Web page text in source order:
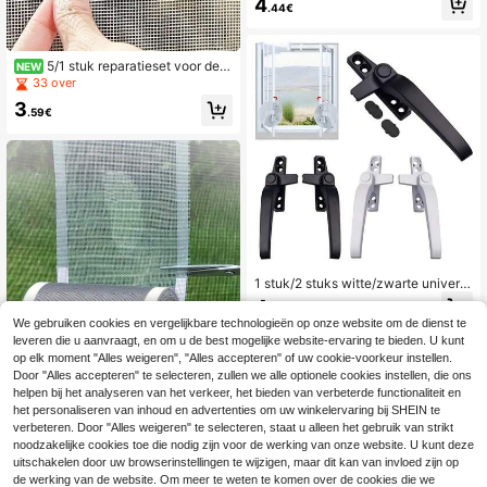
NEW 5/1 stuk reparatieset voor deur
- en raamhorren, schuifdeurhorren
voor huisdieren, reparatiepleister vo
or horren met sterke lijm, gebruikt v
euren - scheurbestendige pleister, g
eschikt voor zware DIY-horrenrepar
atie thuis, muskietenhorrenpleister, i
deaal voor huisdiereigenaren, huurd
ers, huiseigenaren, zomer voorberei
ding, verhuizing, Thanksgiving, teru
g naar school seizoen.
33 over
3.59€
NEW 196 inch zelfklevende reparati
etape voor raam- en deurschermen,
gebruikt voor het repareren van gat
en in muskietennetten, eenvoudig a
an te brengen, niet waterdicht, gesc
hikt voor het repareren van gaten e
n scheuren
4.28€
slot voor Thuis Kastdeur Beveiliging
eur Vergrendeling Stang Stopper
4.44€
1 stuk/2 stuks witte/zwarte univers
ele raamgreep voor dubbelglas, ver
stalen raamgreep, inclusief bevesti
gingsschroef, veiligheidsgreep voor
draai-kiepramen (rechts/links).
4
We gebruiken cookies en vergelijkbare technologieën op onze website om de dienst te
leveren die u aanvraagt, en om u de best mogelijke website-ervaring te bieden. U kunt
op elk moment "Alles weigeren", "Alles accepteren" of uw cookie-voorkeur instellen.
Door "Alles accepteren" te selecteren, zullen we alle optionele cookies instellen, die ons
helpen bij het analyseren van het verkeer, het bieden van verbeterde functionaliteit en
het personaliseren van inhoud en advertenties om uw winkelervaring bij SHEIN te
verbeteren. Door "Alles weigeren" te selecteren, staat u alleen het gebruik van strikt
noodzakelijke cookies toe die nodig zijn voor de werking van onze website. U kunt deze
uitschakelen door uw browserinstellingen te wijzigen, maar dit kan van invloed zijn op
de werking van de website. Om meer te weten te komen over de cookies die we